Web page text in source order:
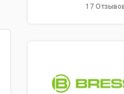
17